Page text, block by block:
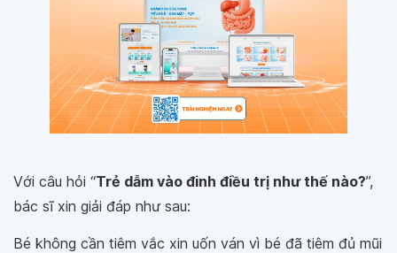
Với câu hỏi “Trẻ dẫm vào đinh điều trị như thế nào?”,
bác sĩ xin giải đáp như sau:
Bé không cần tiêm vắc xin uốn ván vì bé đã tiêm đủ mũi